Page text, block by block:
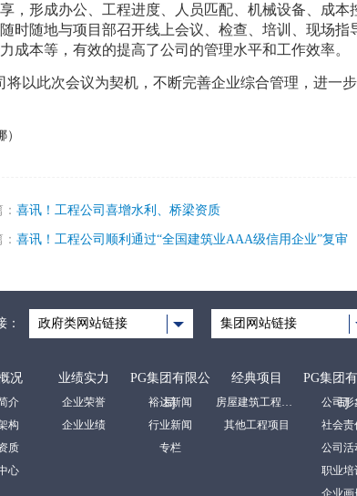
，形成办公、工程进度、人员匹配、机械设备、成
时随地与项目部召开线上会议、检查、培训、现场
成本等，有效的提高了公司的管理水平和工作效率。
以此次会议为契机，不断完善企业综合管理，进一
）
喜讯！工程公司喜增水利、桥梁资质
喜讯！工程公司顺利通过“全国建筑业AAA级信用企业”复审
： 政府类网站链接 集团网站链接
况
介
构
质
心
业绩实力
企业荣誉
企业业绩
PG集团有限公
司
裕达新闻
行业新闻
专栏
经典项目
房屋建筑工程项目
其他工程项目
PG集团
司
公司形
社会责
公司活
职业培
企业画